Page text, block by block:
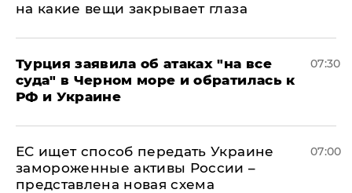
на какие вещи закрывает глаза
Турция заявила об атаках "на все
суда" в Черном море и обратилась к
РФ и Украине
07:30
ЕС ищет способ передать Украине
замороженные активы России –
представлена новая схема
07:00